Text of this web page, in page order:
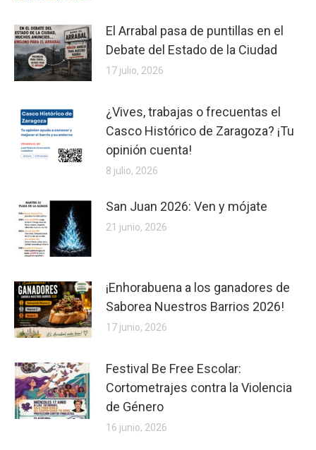
El Arrabal pasa de puntillas en el
Debate del Estado de la Ciudad
17 julio, 2026
¿Vives, trabajas o frecuentas el
Casco Histórico de Zaragoza? ¡Tu
opinión cuenta!
8 julio, 2026
San Juan 2026: Ven y mójate
21 junio, 2026
¡Enhorabuena a los ganadores de
Saborea Nuestros Barrios 2026!
17 junio, 2026
Festival Be Free Escolar:
Cortometrajes contra la Violencia
de Género
16 junio, 2026